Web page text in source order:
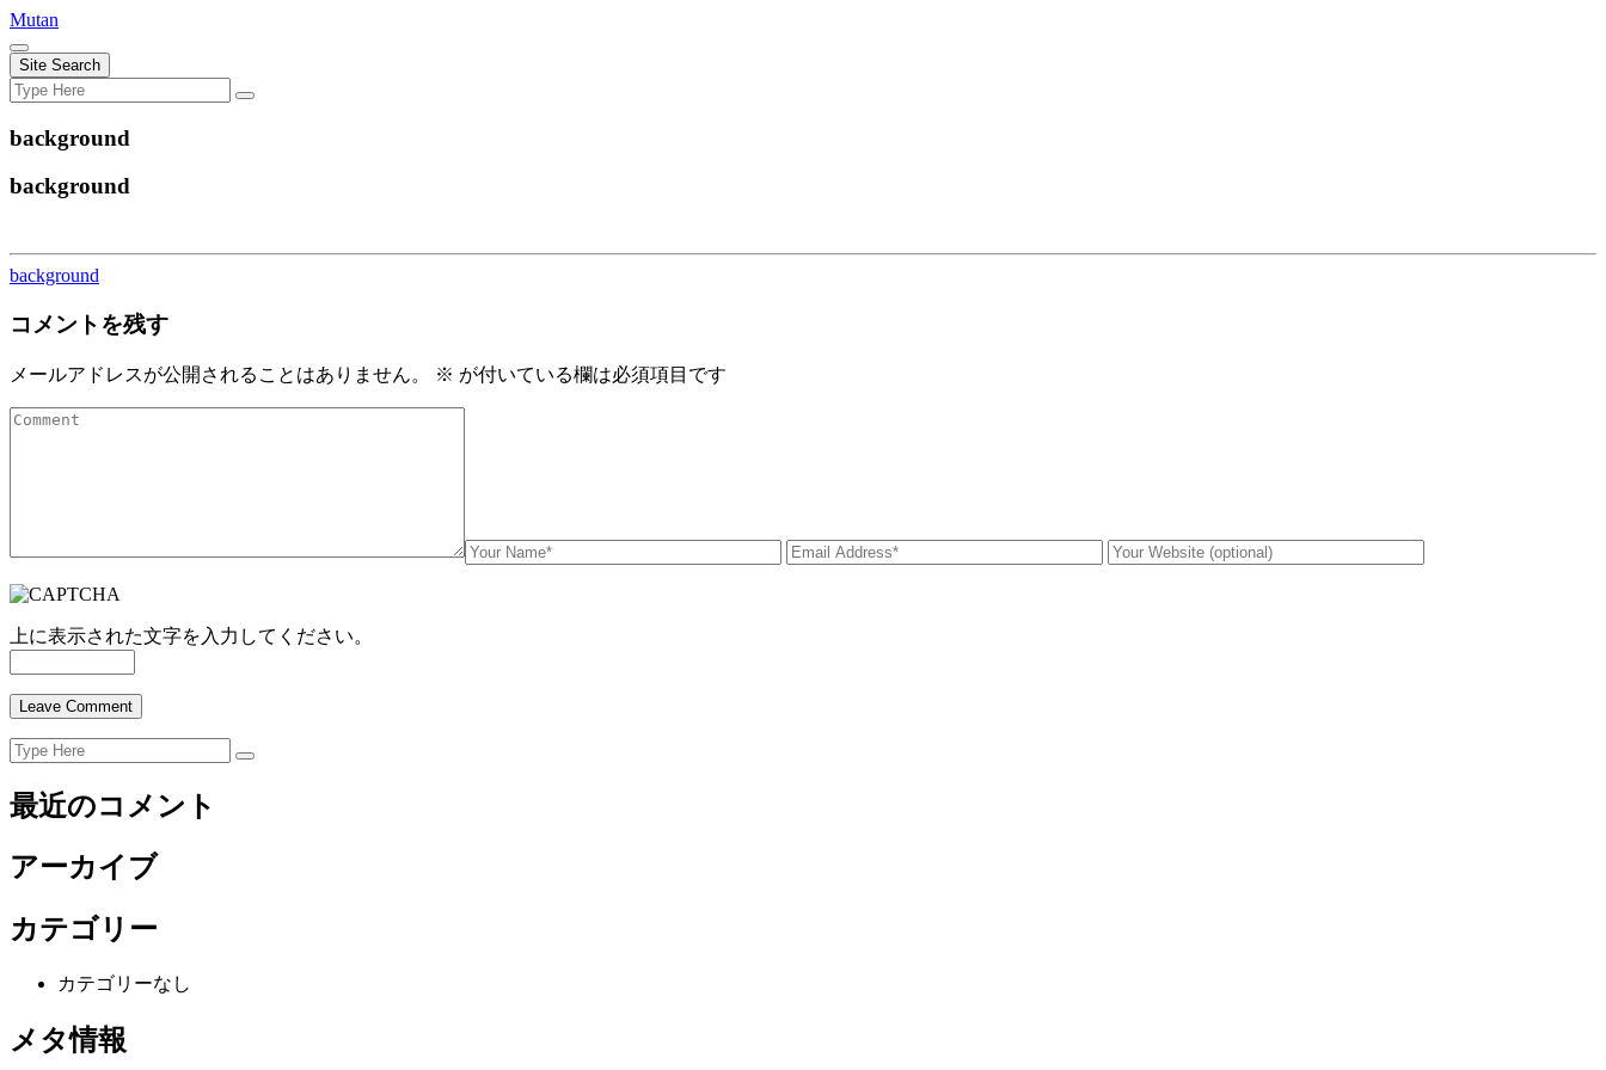
Skip
to
content
Mutan
Site Search
Search
for:
Search
background
background
background
コメントを残す
メールアドレスが公開されることはありません。 ※ が付いている欄は必須項目です
上に表示された文字を入力してください。
Search
for:
Search
最近のコメント
アーカイブ
カテゴリー
カテゴリーなし
メタ情報